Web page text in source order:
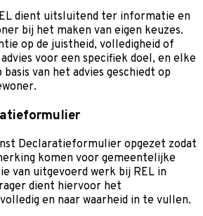
dient uitsluitend ter informatie en
bij het maken van eigen keuzes.
op de juistheid, volledigheid of
voor een specifiek doel, en elke
van het advies geschiedt op
Declaratieformulier opgezet zodat
komen voor gemeentelijke
van uitgevoerd werk bij REL in
dient hiervoor het
en naar waarheid in te vullen.